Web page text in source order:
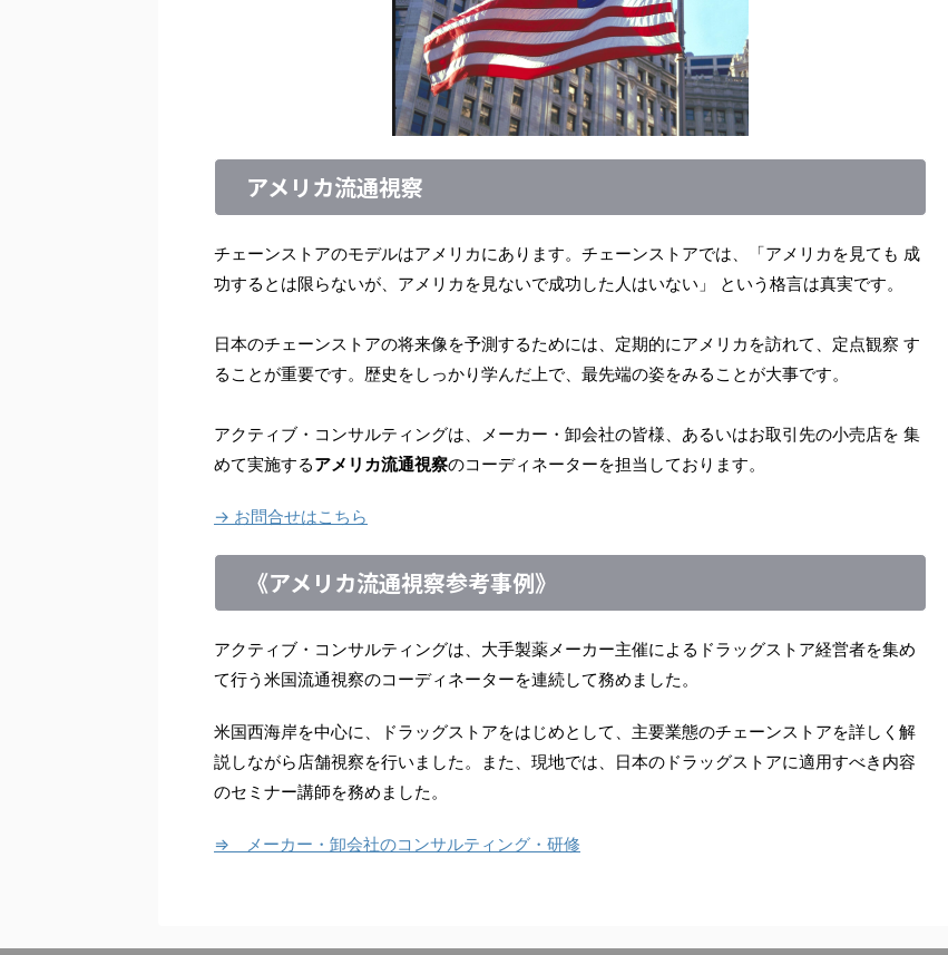
アメリカ流通視察
チェーンストアのモデルはアメリカにあります。チェーンストアでは、「アメリカを見ても 成
功するとは限らないが、アメリカを見ないで成功した人はいない」 という格言は真実です。
日本のチェーンストアの将来像を予測するためには、定期的にアメリカを訪れて、定点観察 す
ることが重要です。歴史をしっかり学んだ上で、最先端の姿をみることが大事です。
アクティブ・コンサルティングは、メーカー・卸会社の皆様、あるいはお取引先の小売店を 集
めて実施するアメリカ流通視察のコーディネーターを担当しております。
→ お問合せはこちら
《アメリカ流通視察参考事例》
アクティブ・コンサルティングは、大手製薬メーカー主催によるドラッグストア経営者を集め
て行う米国流通視察のコーディネーターを連続して務めました。
米国西海岸を中心に、ドラッグストアをはじめとして、主要業態のチェーンストアを詳しく解
説しながら店舗視察を行いました。また、現地では、日本のドラッグストアに適用すべき内容
のセミナー講師を務めました。
⇒ メーカー・卸会社のコンサルティング・研修